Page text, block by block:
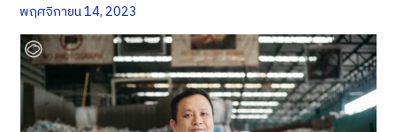
พฤศจิกายน 14, 2023